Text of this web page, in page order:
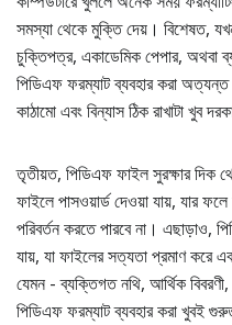
সমস্যা থেকে মুক্তি দেয়। বিশেষত,
চুক্তিপত্র, একাডেমিক পেপার, অথবা
পিডিএফ ফরম্যাট ব্যবহার করা
কাঠামো এবং বিন্যাস ঠিক রাখাটা খুব
তৃতীয়ত, পিডিএফ ফাইল সুরক্ষার দিক
ফাইলে পাসওয়ার্ড দেওয়া যায়, যার
পরিবর্তন করতে পারবে না। এছাড়াও,
যায়, যা ফাইলের সত্যতা প্রমাণ করে
যেমন - ব্যক্তিগত নথি, আর্থিক
পিডিএফ ফরম্যাট ব্যবহার করা খুবই